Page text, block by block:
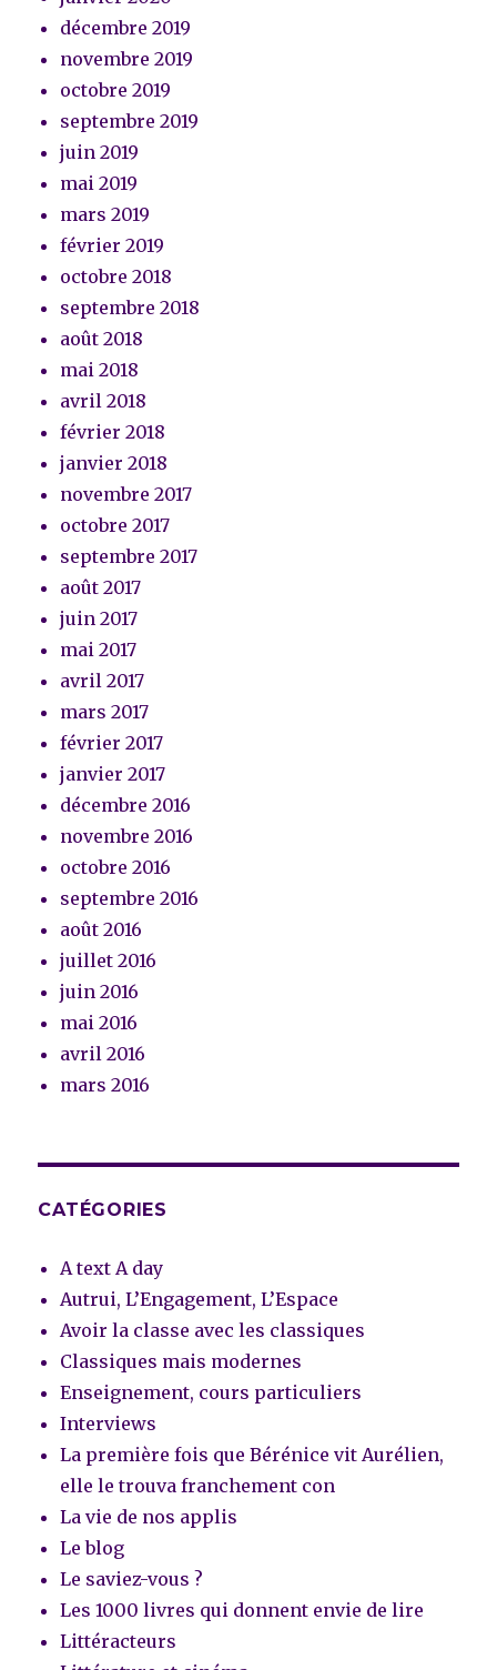
décembre 2019
novembre 2019
octobre 2019
septembre 2019
juin 2019
mai 2019
mars 2019
février 2019
octobre 2018
septembre 2018
août 2018
mai 2018
avril 2018
février 2018
janvier 2018
novembre 2017
octobre 2017
septembre 2017
août 2017
juin 2017
mai 2017
avril 2017
mars 2017
février 2017
janvier 2017
décembre 2016
novembre 2016
octobre 2016
septembre 2016
août 2016
juillet 2016
juin 2016
mai 2016
avril 2016
mars 2016
CATÉGORIES
A text A day
Autrui, L’Engagement, L’Espace
Avoir la classe avec les classiques
Classiques mais modernes
Enseignement, cours particuliers
Interviews
La première fois que Bérénice vit Aurélien,
elle le trouva franchement con
La vie de nos applis
Le blog
Le saviez-vous ?
Les 1000 livres qui donnent envie de lire
Littéracteurs